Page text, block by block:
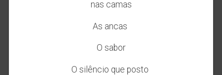
nas camas
As ancas
O sabor
O silêncio que posto